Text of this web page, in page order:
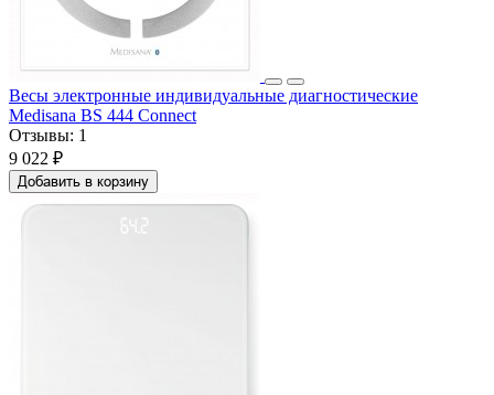
Весы электронные индивидуальные диагностические
Medisana BS 444 Connect
Отзывы: 1
9 022 ₽
Добавить в корзину